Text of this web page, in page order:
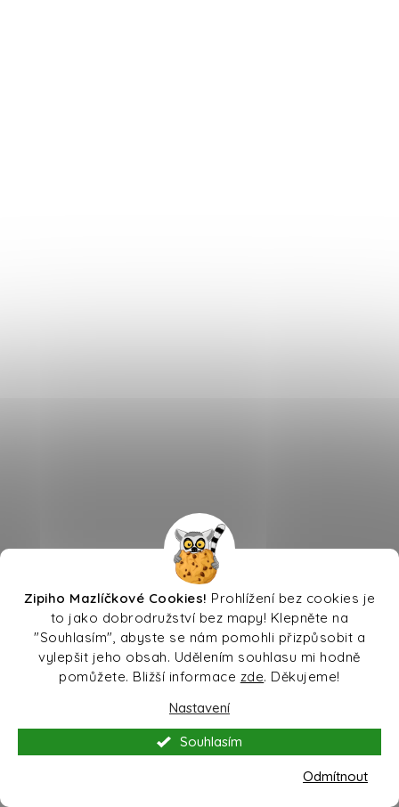
Zipiho Mazlíčkové Cookies! Prohlížení bez cookies je
to jako dobrodružství bez mapy! Klepněte na
"Souhlasím", abyste se nám pomohli přizpůsobit a
vylepšit jeho obsah. Udělením souhlasu mi hodně
pomůžete. Bližší informace zde. Děkujeme!
Nastavení
Odmítnout
Souhlasím
4.9 Ověřeno zákazníky
Zobrazit všechny recenze